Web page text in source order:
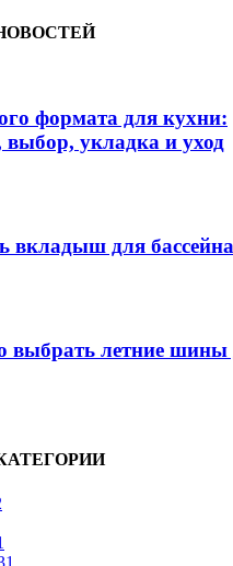
формата для кухни:
выбор, укладка и уход
вкладыш для
выбрать летние шины